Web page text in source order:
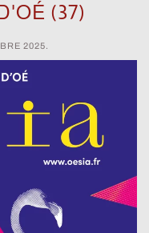
(37)
2025